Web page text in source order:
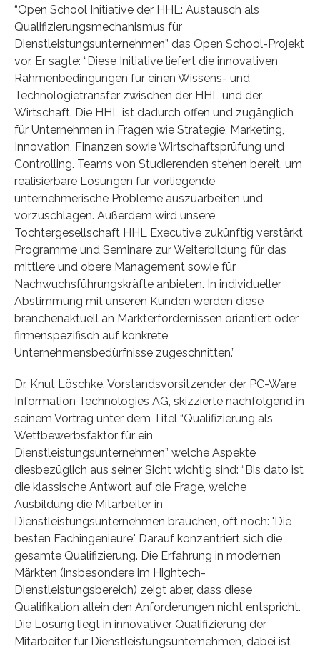
“Open School Initiative der HHL: Austausch als
Qualifizierungsmechanismus für
Dienstleistungsunternehmen” das Open School-Projekt
vor. Er sagte: “Diese Initiative liefert die innovativen
Rahmenbedingungen für einen Wissens- und
Technologietransfer zwischen der HHL und der
Wirtschaft. Die HHL ist dadurch offen und zugänglich
für Unternehmen in Fragen wie Strategie, Marketing,
Innovation, Finanzen sowie Wirtschaftsprüfung und
Controlling. Teams von Studierenden stehen bereit, um
realisierbare Lösungen für vorliegende
unternehmerische Probleme auszuarbeiten und
vorzuschlagen. Außerdem wird unsere
Tochtergesellschaft HHL Executive zukünftig verstärkt
Programme und Seminare zur Weiterbildung für das
mittlere und obere Management sowie für
Nachwuchsführungskräfte anbieten. In individueller
Abstimmung mit unseren Kunden werden diese
branchenaktuell an Markterfordernissen orientiert oder
firmenspezifisch auf konkrete
Unternehmensbedürfnisse zugeschnitten.”
Dr. Knut Löschke, Vorstandsvorsitzender der PC-Ware
Information Technologies AG, skizzierte nachfolgend in
seinem Vortrag unter dem Titel “Qualifizierung als
Wettbewerbsfaktor für ein
Dienstleistungsunternehmen” welche Aspekte
diesbezüglich aus seiner Sicht wichtig sind: “Bis dato ist
die klassische Antwort auf die Frage, welche
Ausbildung die Mitarbeiter in
Dienstleistungsunternehmen brauchen, oft noch: 'Die
besten Fachingenieure.' Darauf konzentriert sich die
gesamte Qualifizierung. Die Erfahrung in modernen
Märkten (insbesondere im Hightech-
Dienstleistungsbereich) zeigt aber, dass diese
Qualifikation allein den Anforderungen nicht entspricht.
Die Lösung liegt in innovativer Qualifizierung der
Mitarbeiter für Dienstleistungsunternehmen, dabei ist